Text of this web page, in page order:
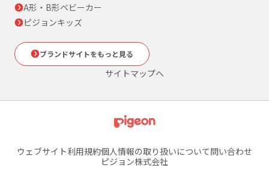
A形・B形ベビーカー
ピジョンキッズ
ブランドサイトをもっと見る
サイトマップへ
ウェブサイト利用規約個人情報の取り扱いについて問い合わせ
ピジョン株式会社